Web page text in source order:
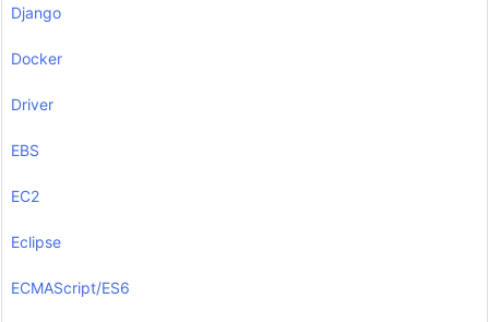
Django
Docker
Driver
EBS
EC2
Eclipse
ECMAScript/ES6